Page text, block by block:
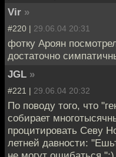
Vir »
#220 | 29.06.04 20:31
фотку Ароян
достаточно
JGL »
#221 | 29.06.04 20:32
По поводу того, что
собирает
процитировать Севу
летней давности: